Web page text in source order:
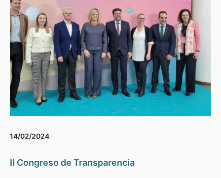
14/02/2024
II Congreso de Transparencia